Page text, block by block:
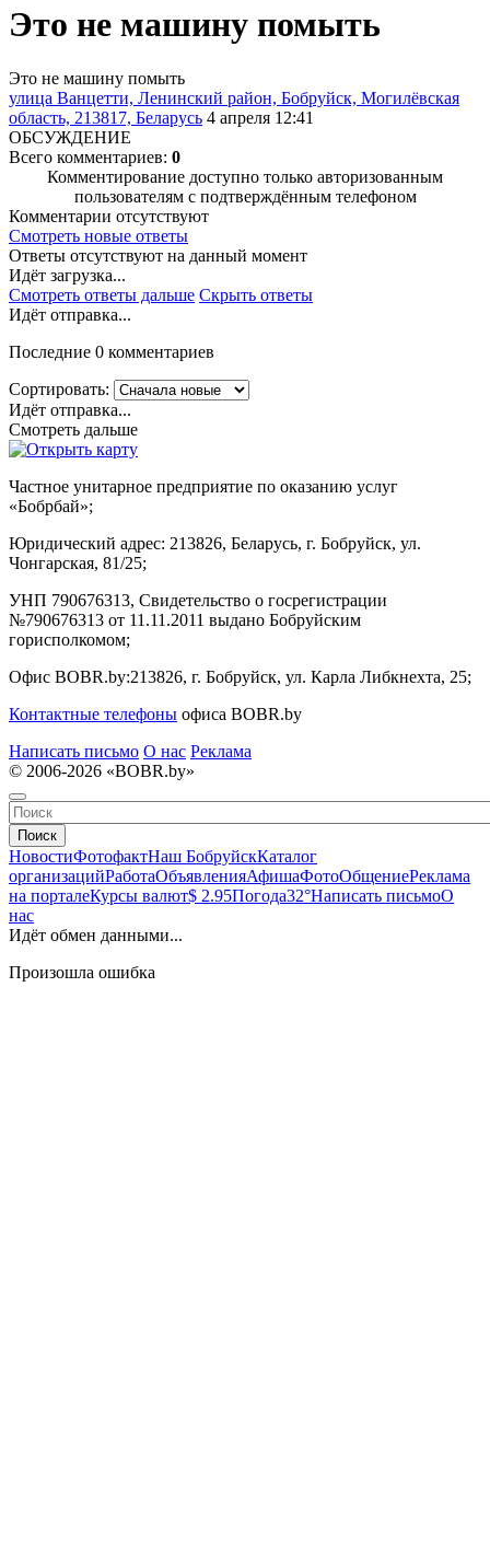
Это не машину помыть
Это не машину помыть
улица Ванцетти, Ленинский район, Бобруйск, Могилёвская
область, 213817, Беларусь 4 апреля 12:41
ОБСУЖДЕНИЕ
Всего комментариев: 0
Комментирование доступно только авторизованным
пользователям с подтверждённым телефоном
Комментарии отсутствуют
Смотреть новые ответы
Ответы отсутствуют на данный момент
Идёт загрузка...
Смотреть ответы дальше Скрыть ответы
Идёт отправка...
Последние 0 комментариев
Сортировать:
Идёт отправка...
Смотреть дальше
Частное унитарное предприятие по оказанию услуг
«Бобрбай»;
Юридический адрес: 213826, Беларусь, г. Бобруйск, ул.
Чонгарская, 81/25;
УНП 790676313, Свидетельство о госрегистрации
№790676313 от 11.11.2011 выдано Бобруйским
горисполкомом;
Офис BOBR.by:213826, г. Бобруйск, ул. Карла Либкнехта, 25;
Контактные телефоны офиса BOBR.by
Написать письмо О нас Реклама
© 2006-2026 «BOBR.by»
Поиск
НовостиФотофактНаш БобруйскКаталог
организацийРаботаОбъявленияАфишаФотоОбщениеРеклама
на порталеКурсы валют$ 2.95Погода32°Написать письмоО
нас
Идёт обмен данными...
Произошла ошибка